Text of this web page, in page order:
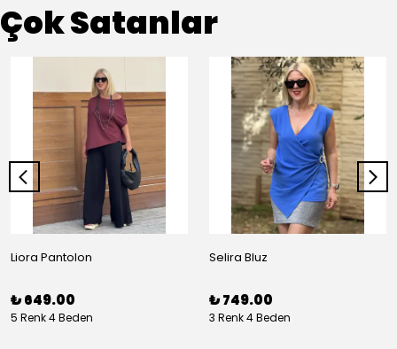
Çok Satanlar
Liora Pantolon
₺ 649.00
5 Renk 4 Beden
Selira Bluz
₺ 749.00
3 Renk 4 Beden